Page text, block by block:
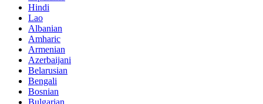
Hindi
Lao
Albanian
Amharic
Armenian
Azerbaijani
Belarusian
Bengali
Bosnian
Bulgarian